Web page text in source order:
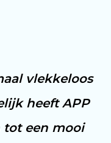
vlekkeloos
heeft APP
tot een mooi